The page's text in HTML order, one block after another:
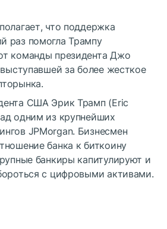
что поддержка
раз помогла Трампу
команды президента Джо
за более жесткое
США Эрик Трамп (Eric
одним из крупнейших
JPMorgan. Бизнесмен
банка к биткоину
банкиры капитулируют и
с цифровыми активами.